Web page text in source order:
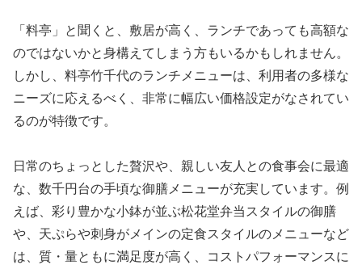
「料亭」と聞くと、敷居が高く、ランチであっても高額な
のではないかと身構えてしまう方もいるかもしれません。
しかし、料亭竹千代のランチメニューは、利用者の多様な
ニーズに応えるべく、非常に幅広い価格設定がなされてい
るのが特徴です。
日常のちょっとした贅沢や、親しい友人との食事会に最適
な、数千円台の手頃な御膳メニューが充実しています。例
えば、彩り豊かな小鉢が並ぶ松花堂弁当スタイルの御膳
や、天ぷらや刺身がメインの定食スタイルのメニューなど
は、質・量ともに満足度が高く、コストパフォーマンスに